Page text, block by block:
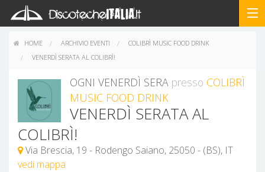
HOME ARCHIVIO EVENTI
COLIBRÌ MUSIC FOOD DRINK
VENERDÌ SERATA AL COLIBRÌ!
OGNI VENERDÌ SERA presso COLIBRÌ
MUSIC FOOD DRINK
VENERDÌ SERATA AL
COLIBRÌ!
Via Brescia, 19 - Rodengo Saiano, 25050 - (BS), IT
vedi mappa